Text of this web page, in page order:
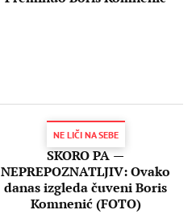
NE LIČI NA SEBE
SKORO PA —
NEPREPOZNATLJIV: Ovako
danas izgleda čuveni Boris
Komnenić (FOTO)